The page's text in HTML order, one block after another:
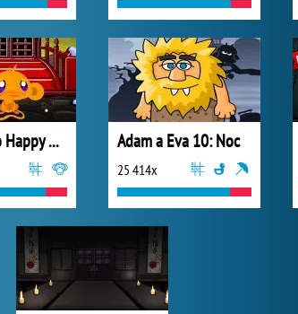
Monkey Go Happy Ninjas 3 Adam a Eva 10: Noc
25 414x